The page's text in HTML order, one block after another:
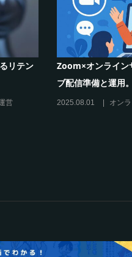
【運営者のお悩み解決】コ
！リスキリングサロン運営